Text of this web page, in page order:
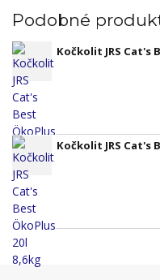
Podobné
Kočkolit JRS Cat's
Kočkolit JRS Cat's